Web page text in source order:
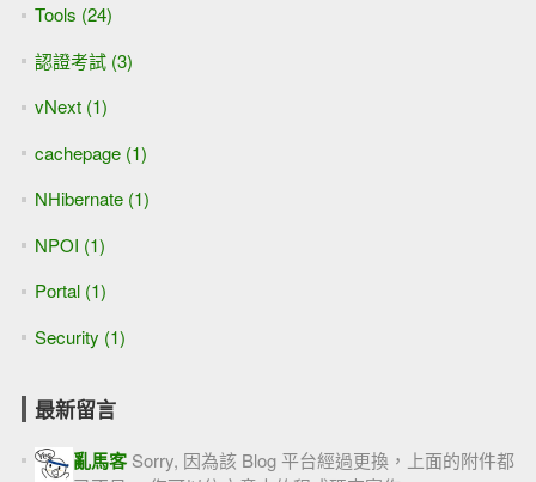
Tools (24)
認證考試 (3)
vNext (1)
cachepage (1)
NHibernate (1)
NPOI (1)
Portal (1)
Security (1)
最新留言
亂馬客 Sorry, 因為該 Blog 平台經過更換，上面的附件都